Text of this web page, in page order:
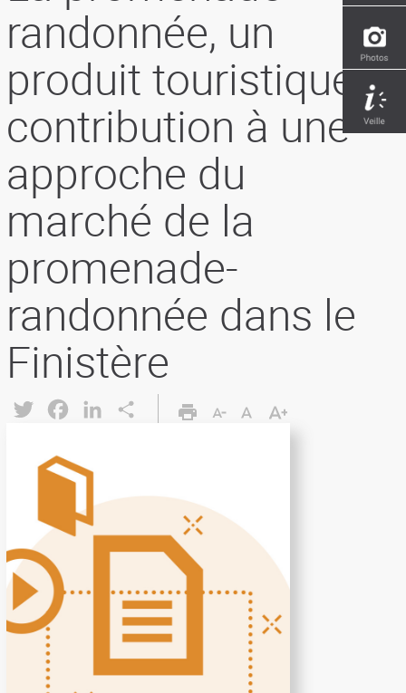
randonnée, un
produit touristique :
contribution à une
approche du
marché de la
promenade-
randonnée dans le
Finistère
Twitter FacebookLinkedIn